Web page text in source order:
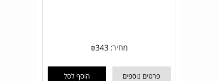
מחיר: ₪343
פרטים נוספים הוסף לסל